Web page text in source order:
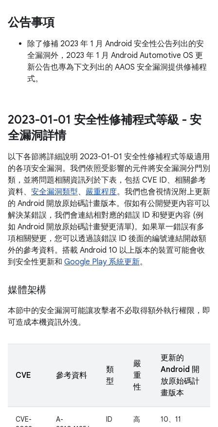
公告事項
除了修補 2023 年 1 月 Android 安全性公告列出的安
全漏洞外，2023 年 1 月 Android Automotive OS 更
新公告也專為下文列出的 AAOS 安全漏洞提供修補程
式。
2023-01-01 安全性修補程式等級 - 安
全漏洞詳情
以下各節將詳細說明 2023-01-01 安全性修補程式等級適用
的各項安全漏洞。我們依照受影響的元件將安全漏洞分門別
類，並將問題相關資訊列於下表，包括 CVE ID、相關參考
資料、 安全漏洞類型、 嚴重程度。我們也會視情況附上更新
的 Android 開放原始碼計畫版本。假如有公開變更內容可以
解決某錯誤，我們會連結相對應的錯誤 ID 和變更內容 (例
如 Android 開放原始碼計畫變更清單)。如果單一錯誤有多
項相關變更，您可以透過該錯誤 ID 後面的編號連結開啟額
外的參考資料。搭載 Android 10 以上版本的裝置可能會收
到安全性更新和 Google Play 系統更新。
媒體架構
本節中的安全漏洞可能讓攻擊者不必取得額外執行權限，即
可造成本機資訊外洩。
CVE 參考資料
類
型
嚴
重
性
更新的
Android 開
放原始碼計
畫版本
CVE-
A-
ID 高 10、11